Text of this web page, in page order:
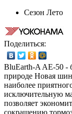
Сезон Лето
Поделиться:
BluEarth-A AE-50 -
природе Новая
наиболее
исключительную
позволяет
сокращению